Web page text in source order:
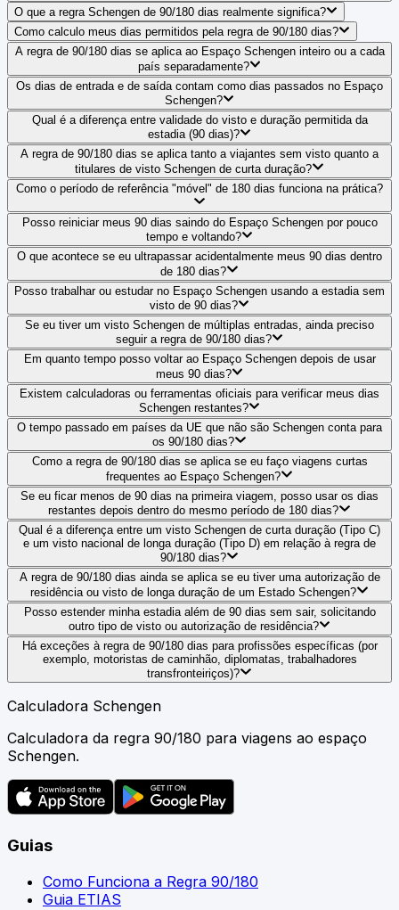
O que a regra Schengen de 90/180 dias realmente significa?
Como calculo meus dias permitidos pela regra de 90/180 dias?
A regra de 90/180 dias se aplica ao Espaço Schengen inteiro ou a cada
país separadamente?
Os dias de entrada e de saída contam como dias passados no Espaço
Schengen?
Qual é a diferença entre validade do visto e duração permitida da
estadia (90 dias)?
A regra de 90/180 dias se aplica tanto a viajantes sem visto quanto a
titulares de visto Schengen de curta duração?
Como o período de referência "móvel" de 180 dias funciona na prática?
Posso reiniciar meus 90 dias saindo do Espaço Schengen por pouco
tempo e voltando?
O que acontece se eu ultrapassar acidentalmente meus 90 dias dentro
de 180 dias?
Posso trabalhar ou estudar no Espaço Schengen usando a estadia sem
visto de 90 dias?
Se eu tiver um visto Schengen de múltiplas entradas, ainda preciso
seguir a regra de 90/180 dias?
Em quanto tempo posso voltar ao Espaço Schengen depois de usar
meus 90 dias?
Existem calculadoras ou ferramentas oficiais para verificar meus dias
Schengen restantes?
O tempo passado em países da UE que não são Schengen conta para
os 90/180 dias?
Como a regra de 90/180 dias se aplica se eu faço viagens curtas
frequentes ao Espaço Schengen?
Se eu ficar menos de 90 dias na primeira viagem, posso usar os dias
restantes depois dentro do mesmo período de 180 dias?
Qual é a diferença entre um visto Schengen de curta duração (Tipo C)
e um visto nacional de longa duração (Tipo D) em relação à regra de
90/180 dias?
A regra de 90/180 dias ainda se aplica se eu tiver uma autorização de
residência ou visto de longa duração de um Estado Schengen?
Posso estender minha estadia além de 90 dias sem sair, solicitando
outro tipo de visto ou autorização de residência?
Há exceções à regra de 90/180 dias para profissões específicas (por
exemplo, motoristas de caminhão, diplomatas, trabalhadores
transfronteiriços)?
Calculadora Schengen
Calculadora da regra 90/180 para viagens ao espaço
Schengen.
Guias
Como Funciona a Regra 90/180
Guia ETIAS